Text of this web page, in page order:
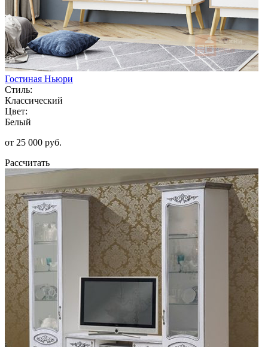
Гостиная Ньюри
Стиль:
Классический
Цвет:
Белый
от 25 000 руб.
Рассчитать